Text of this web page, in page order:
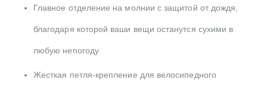
Главное отделение на молнии с защитой от дождя,
благодаря которой ваши вещи останутся сухими в
любую непогоду
Жесткая петля-крепление для велосипедного